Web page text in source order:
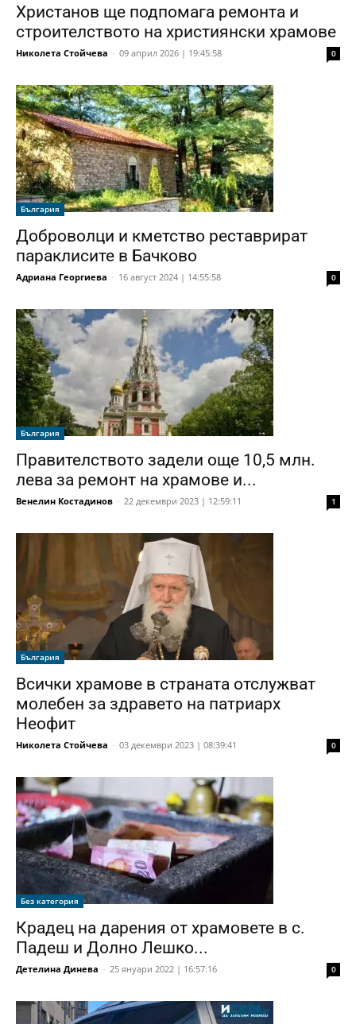
Христанов ще подпомага ремонта и
строителството на християнски храмове
Николета Стойчева - 09 април 2026 | 19:45:58 0
България
Доброволци и кметство реставрират
параклисите в Бачково
Адриана Георгиева - 16 август 2024 | 14:55:58 0
България
Правителството задели още 10,5 млн.
лева за ремонт на храмове и...
Венелин Костадинов - 22 декември 2023 | 12:59:11 1
България
Всички храмове в страната отслужват
молебен за здравето на патриарх
Неофит
Николета Стойчева - 03 декември 2023 | 08:39:41 0
Без категория
Крадец на дарения от храмовете в с.
Падеш и Долно Лешко...
Детелина Динева - 25 януари 2022 | 16:57:16 0